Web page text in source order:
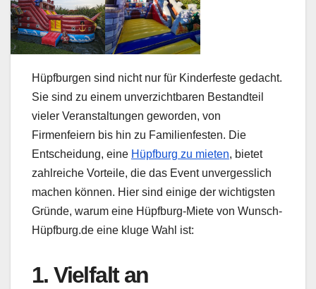
Hüpfburgen sind nicht nur für Kinderfeste gedacht.
Sie sind zu einem unverzichtbaren Bestandteil
vieler Veranstaltungen geworden, von
Firmenfeiern bis hin zu Familienfesten. Die
Entscheidung, eine Hüpfburg zu mieten, bietet
zahlreiche Vorteile, die das Event unvergesslich
machen können. Hier sind einige der wichtigsten
Gründe, warum eine Hüpfburg-Miete von Wunsch-
Hüpfburg.de eine kluge Wahl ist:
1. Vielfalt an